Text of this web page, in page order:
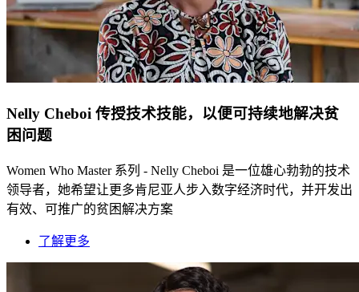
Nelly Cheboi 传授技术技能，以便可持续地解决贫
困问题
Women Who Master 系列 - Nelly Cheboi 是一位雄心勃勃的技术
领导者，她希望让更多肯尼亚人步入数字经济时代，并开发出
有效、可推广的贫困解决方案
了解更多